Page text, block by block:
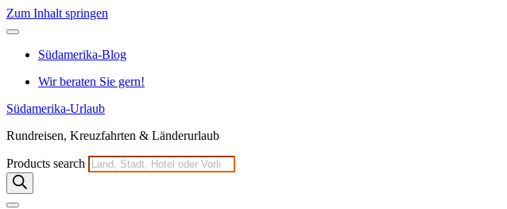
Zum Inhalt springen
Südamerika-Blog
Wir beraten Sie gern!
Südamerika-Urlaub
Rundreisen, Kreuzfahrten & Länderurlaub
Products search